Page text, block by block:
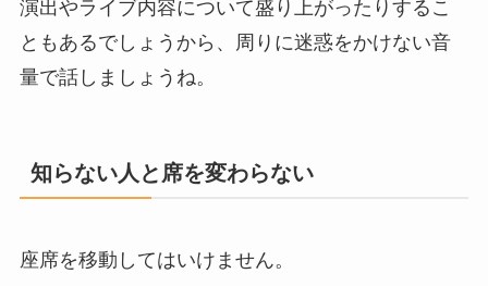
演出やライブ内容について盛り上がったりするこ
ともあるでしょうから、周りに迷惑をかけない音
量で話しましょうね。
知らない人と席を変わらない
座席を移動してはいけません。